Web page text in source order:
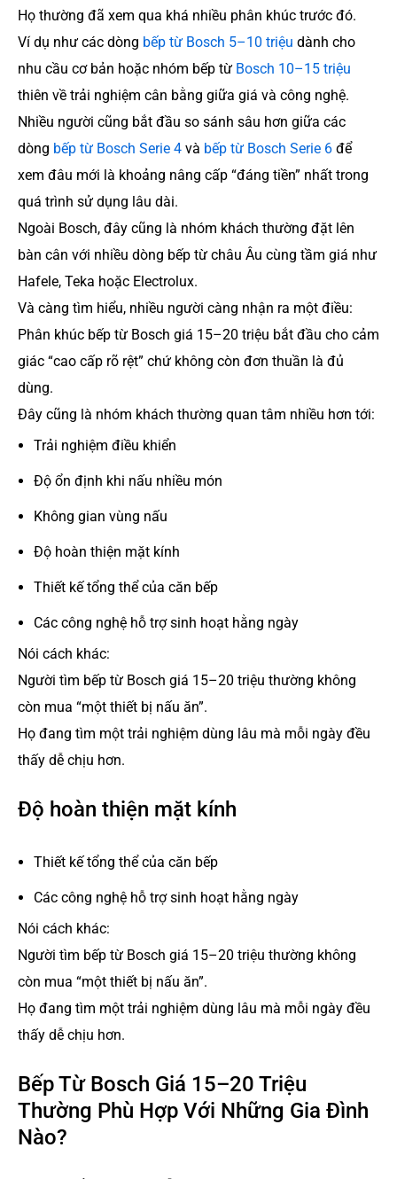
Họ thường đã xem qua khá nhiều phân khúc trước đó.
Ví dụ như các dòng bếp từ Bosch 5–10 triệu dành cho
nhu cầu cơ bản hoặc nhóm bếp từ Bosch 10–15 triệu
thiên về trải nghiệm cân bằng giữa giá và công nghệ.
Nhiều người cũng bắt đầu so sánh sâu hơn giữa các
dòng bếp từ Bosch Serie 4 và bếp từ Bosch Serie 6 để
xem đâu mới là khoảng nâng cấp “đáng tiền” nhất trong
quá trình sử dụng lâu dài.
Ngoài Bosch, đây cũng là nhóm khách thường đặt lên
bàn cân với nhiều dòng bếp từ châu Âu cùng tầm giá như
Hafele, Teka hoặc Electrolux.
Và càng tìm hiểu, nhiều người càng nhận ra một điều:
Phân khúc bếp từ Bosch giá 15–20 triệu bắt đầu cho cảm
giác “cao cấp rõ rệt” chứ không còn đơn thuần là đủ
dùng.
Đây cũng là nhóm khách thường quan tâm nhiều hơn tới:
Trải nghiệm điều khiển
Độ ổn định khi nấu nhiều món
Không gian vùng nấu
Độ hoàn thiện mặt kính
Thiết kế tổng thể của căn bếp
Các công nghệ hỗ trợ sinh hoạt hằng ngày
Nói cách khác:
Người tìm bếp từ Bosch giá 15–20 triệu thường không
còn mua “một thiết bị nấu ăn”.
Họ đang tìm một trải nghiệm dùng lâu mà mỗi ngày đều
thấy dễ chịu hơn.
Độ hoàn thiện mặt kính
Thiết kế tổng thể của căn bếp
Các công nghệ hỗ trợ sinh hoạt hằng ngày
Nói cách khác:
Người tìm bếp từ Bosch giá 15–20 triệu thường không
còn mua “một thiết bị nấu ăn”.
Họ đang tìm một trải nghiệm dùng lâu mà mỗi ngày đều
thấy dễ chịu hơn.
Bếp Từ Bosch Giá 15–20 Triệu
Thường Phù Hợp Với Những Gia Đình
Nào?